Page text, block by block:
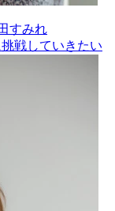
すみれ
戦していきたい